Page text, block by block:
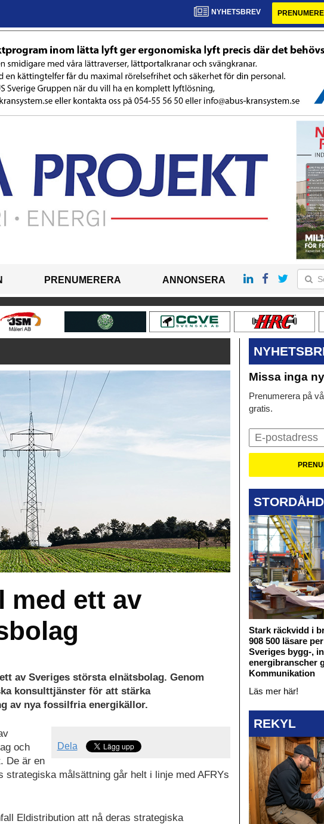
NYHETSBREV
PRENUMERERA ANNONSERA
med ett av
av Sveriges största elnätsbolag. Genom
konsulttjänster för att stärka
av nya fossilfria energikällor.
Dela
och
De är en
målsättning går helt i linje med AFRYs
Eldistribution att nå deras strategiska
Missa inga
Prenumerera på
gratis.
STORDÅHD
Stark räckvidd i
908 500 läsare
Sveriges bygg-,
energibranscher
Kommunikation
Läs mer här!
REKYL